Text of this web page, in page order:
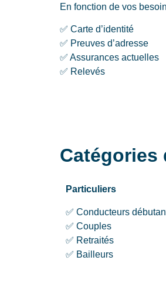
En fonction de vos
✅ Carte d’identité
✅ Preuves d’adresse
✅ Assurances actuelles
✅ Relevés
Catégories
Particuliers
✅ Conducteurs
✅ Couples
✅ Retraités
✅ Bailleurs